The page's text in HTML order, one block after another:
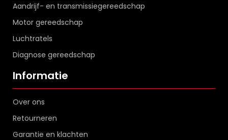
Aandrijf- en transmissiegereedschap
Motor gereedschap
Luchtratels
Diagnose gereedschap
Informatie
Over ons
Retourneren
Garantie en klachten